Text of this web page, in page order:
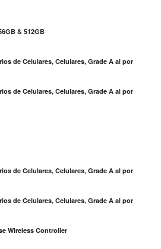
& 512GB
de Celulares, Celulares, Grade A al por
de Celulares, Celulares, Grade A al por
de Celulares, Celulares, Grade A al por
de Celulares, Celulares, Grade A al por
Wireless Controller